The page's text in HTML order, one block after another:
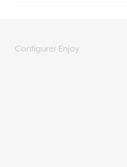
Configurer Enjoy